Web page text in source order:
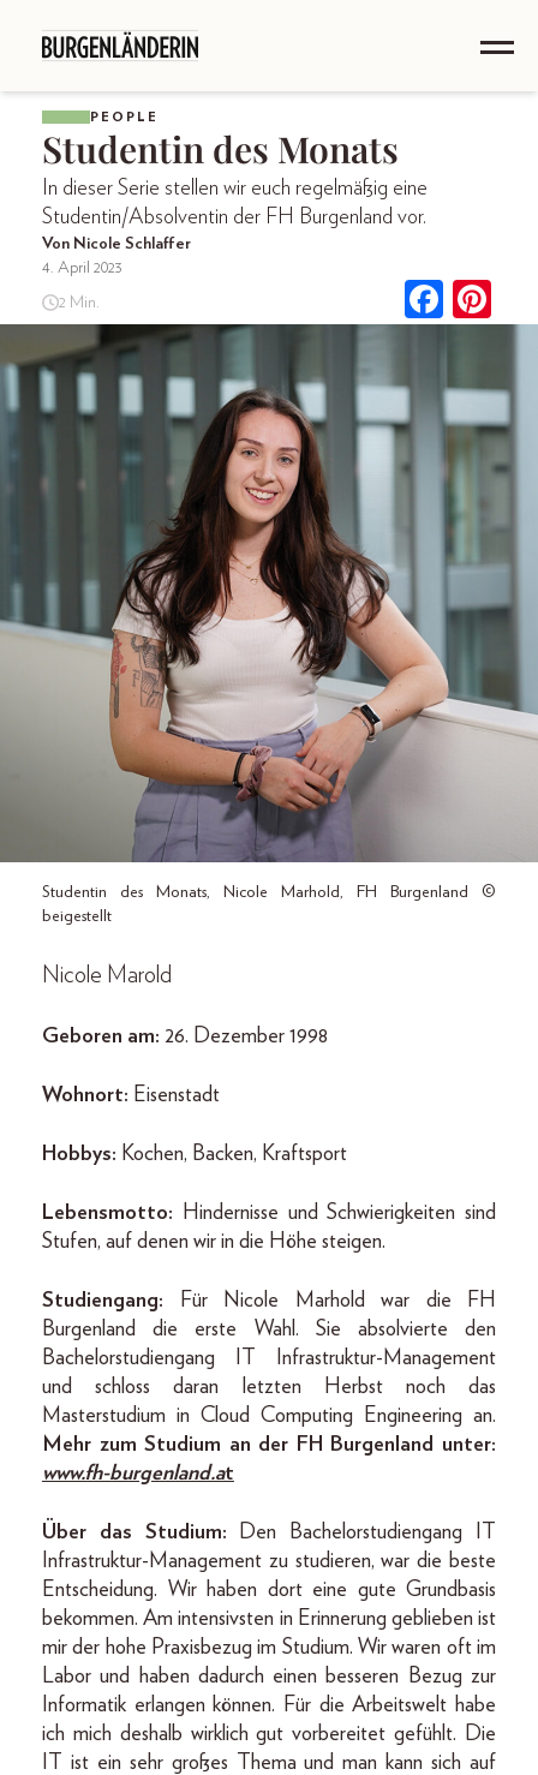
PEOPLE
Studentin des Monats
In dieser Serie stellen wir euch regelmäßig eine
Studentin/Absolventin der FH Burgenland vor.
Von Nicole Schlaffer
4. April 2023
2 Min.
Studentin des Monats, Nicole Marhold, FH Burgenland ©
beigestellt
Nicole Marold
Geboren am: 26. Dezember 1998
Wohnort: Eisenstadt
Hobbys: Kochen, Backen, Kraftsport
Lebensmotto:
Hindernisse und Schwierigkeiten sind
Stufen, auf denen wir in die Höhe steigen.
Studiengang:
Für Nicole Marhold war die FH
Burgenland die erste Wahl. Sie absolvierte den
Bachelorstudiengang IT Infrastruktur-Management
und schloss daran letzten Herbst noch das
Masterstudium in Cloud Computing Engineering an.
Mehr zum Studium an der FH Burgenland unter:
www.fh-burgenland.at
Über das Studium: Den Bachelorstudiengang IT
Infrastruktur-Management zu studieren, war die beste
Entscheidung. Wir haben dort eine gute Grundbasis
bekommen. Am intensivsten in Erinnerung geblieben ist
mir der hohe Praxisbezug im Studium. Wir waren oft im
Labor und haben dadurch einen besseren Bezug zur
Informatik erlangen können. Für die Arbeitswelt habe
ich mich deshalb wirklich gut vorbereitet gefühlt. Die
IT ist ein sehr großes Thema und man kann sich auf